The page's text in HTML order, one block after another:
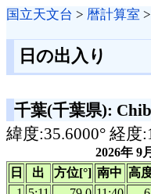
国立天文台 > 暦計算室 >
日の出入り
千葉(千葉県):
緯度:35.6000° 経度
2026年 9月
日
出 方位[°] 南中 高